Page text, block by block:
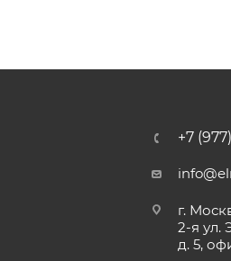
+7
г.
2-я ул.
д. 5,